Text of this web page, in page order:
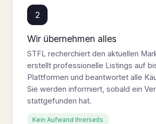
2
Wir übernehmen alles
STFL recherchiert den aktuellen
erstellt professionelle Listings auf
Plattformen und beantwortet alle
Sie werden informiert, sobald ein
stattgefunden hat.
Kein Aufwand Ihrerseits